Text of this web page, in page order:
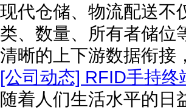
现代仓储、物流配送不
类、数量、所有者储位
清晰的上下游数据衔接
[公司动态] RFID手持
随着人们生活水平的日